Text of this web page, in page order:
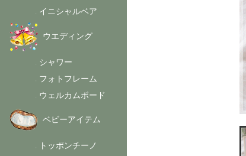
- イニシャルベア
ウエディング
- シャワー
- フォトフレーム
- ウェルカムボード
ベビーアイテム
- トッポンチーノ